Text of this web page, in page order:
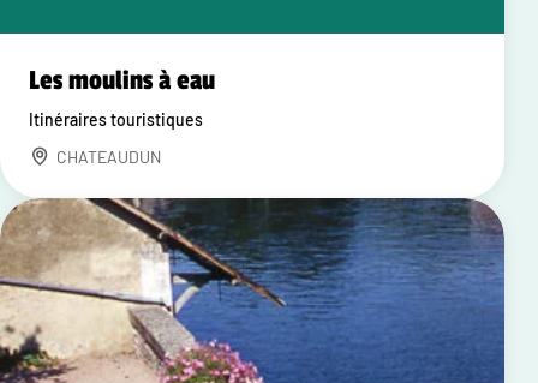
Les moulins à eau
Itinéraires touristiques
CHATEAUDUN